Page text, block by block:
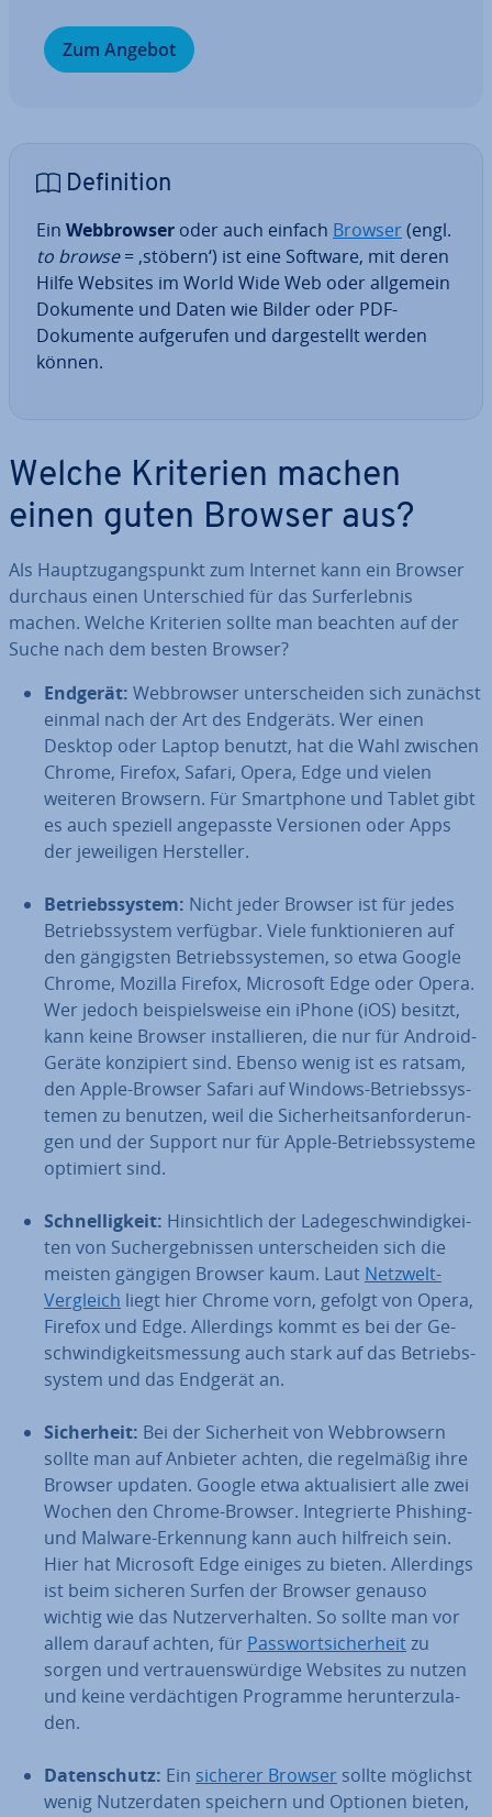
Zum Angebot
De­fi­ni­ti­on
Ein Web­brow­ser oder auch einfach Browser(engl.
to browse= ‚stöbern‘) ist eine Software, mit deren
Hilfe Websites im World Wide Web oder allgemein
Dokumente und Daten wie Bilder oder PDF-
Dokumente auf­ge­ru­fen und dar­ge­stellt werden
können.
Welche Kriterien machen
einen guten Browser aus?
Als Haupt­zu­gangs­punkt zum Internet kann ein Browser
durchaus einen Un­ter­schied für das Surf­erleb­nis
machen. Welche Kriterien sollte man beachten auf der
Suche nach dem besten Browser?
Endgerät: Web­brow­ser un­ter­schei­den sich zunächst
einmal nach der Art des Endgeräts. Wer einen
Desktop oder Laptop benutzt, hat die Wahl zwischen
Chrome, Firefox, Safari, Opera, Edge und vielen
weiteren Browsern. Für Smart­phone und Tablet gibt
es auch speziell an­ge­pass­te Versionen oder Apps
der je­wei­li­gen Her­stel­ler.
Be­triebs­sys­tem: Nicht jeder Browser ist für jedes
Be­triebs­sys­tem verfügbar. Viele funk­tio­nie­ren auf
den gän­gigs­ten Be­triebs­sys­te­men, so etwa Google
Chrome, Mozilla Firefox, Microsoft Edge oder Opera.
Wer jedoch bei­spiels­wei­se ein iPhone (iOS) besitzt,
kann keine Browser in­stal­lie­ren, die nur für Android-
Geräte kon­zi­piert sind. Ebenso wenig ist es ratsam,
den Apple-Browser Safari auf Windows-Be­triebs­sys­
te­men zu benutzen, weil die Si­cher­heits­an­for­de­run­
gen und der Support nur für Apple-Be­triebs­sys­te­me
optimiert sind.
Schnel­lig­keit: Hin­sicht­lich der La­de­ge­schwin­dig­kei­
ten von Such­ergeb­nis­sen un­ter­schei­den sich die
meisten gängigen Browser kaum. Laut Netzwelt-
Vergleich liegt hier Chrome vorn, gefolgt von Opera,
Firefox und Edge. Al­ler­dings kommt es bei der Ge­
schwin­dig­keits­mes­sung auch stark auf das Be­triebs­
sys­tem und das Endgerät an.
Si­cher­heit: Bei der Si­cher­heit von Web­brow­sern
sollte man auf Anbieter achten, die re­gel­mä­ßig ihre
Browser updaten. Google etwa ak­tua­li­siert alle zwei
Wochen den Chrome-Browser. In­te­grier­te Phishing-
und Malware-Erkennung kann auch hilfreich sein.
Hier hat Microsoft Edge einiges zu bieten. Al­ler­dings
ist beim sicheren Surfen der Browser genauso
wichtig wie das Nut­zer­ver­hal­ten. So sollte man vor
allem darauf achten, für Pass­wort­si­cher­heitzu
sorgen und ver­trau­ens­wür­di­ge Websites zu nutzen
und keine ver­däch­ti­gen Programme her­un­ter­zu­la­
den.
Da­ten­schutz: Ein sicherer Browser sollte möglichst
wenig Nut­zer­da­ten speichern und Optionen bieten,